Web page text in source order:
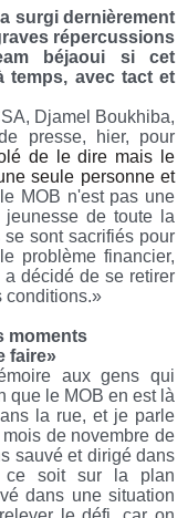
surgi dernièrement
répercussions
béjaoui si cet
temps, avec tact et
Djamel Boukhiba,
presse, hier, pour
de le dire mais le
seule personne et
MOB n'est pas une
de toute la
sont sacrifiés pour
problème financier,
décidé de se retirer
conditions.»
moments
faire»
aux gens qui
que le MOB en est là
la rue, et je parle
de novembre de
sauvé et dirigé dans
ce soit sur la plan
dans une situation